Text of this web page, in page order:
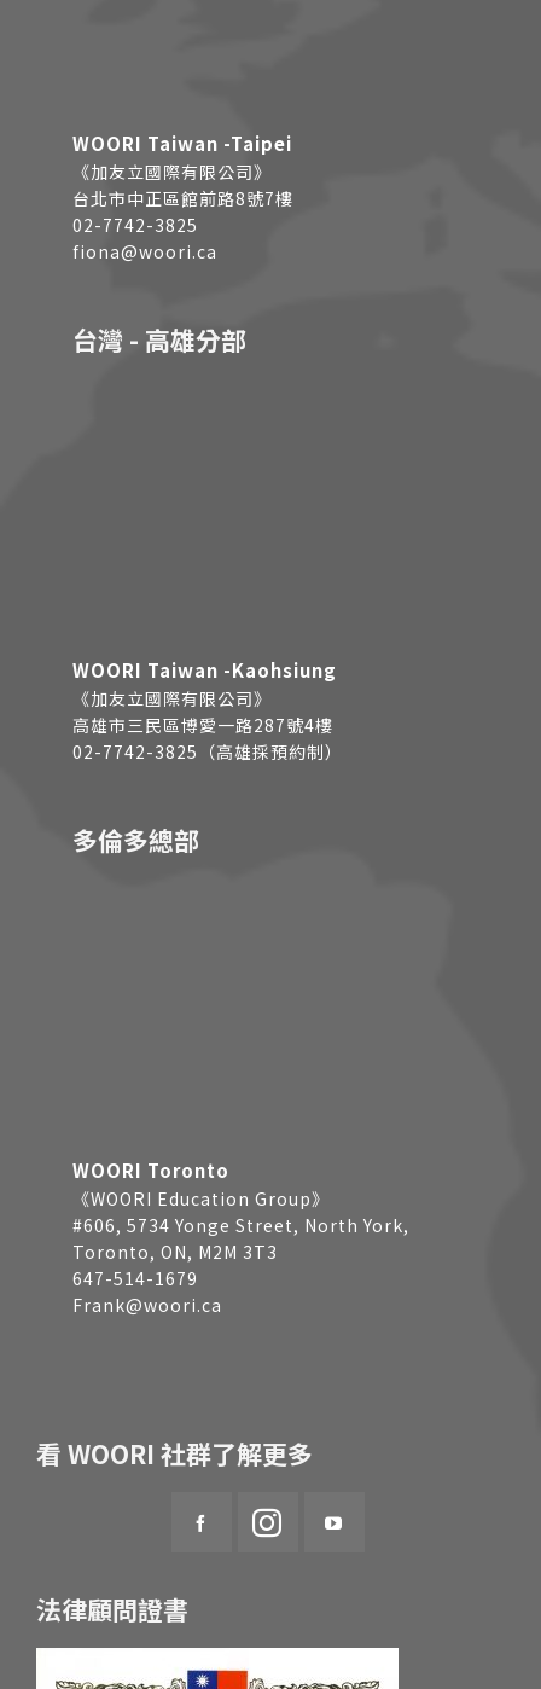
WOORI Taiwan -Taipei
《加友立國際有限公司》
台北市中正區館前路8號7樓
02-7742-3825
fiona@woori.ca
台灣 - 高雄分部
WOORI Taiwan -Kaohsiung
《加友立國際有限公司》
高雄市三民區博愛一路287號4樓
02-7742-3825（高雄採預約制）
多倫多總部
WOORI Toronto
《WOORI Education Group》
#606, 5734 Yonge Street, North York,
Toronto, ON, M2M 3T3
647-514-1679
Frank@woori.ca
看 WOORI 社群了解更多
法律顧問證書